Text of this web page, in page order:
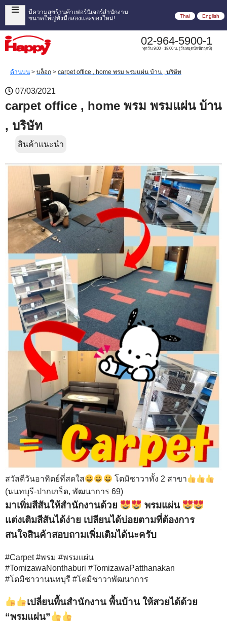
มีความสุขร้านค้าเฟอร์นิเจอร์สำนักงาน
ขนาดใหญ่ทั้งมือสองและของใหม่!
Thai English
02-964-5900-1
ทุกวัน 9:00 - 18:00 น. (วันหยุดนักขัตฤกษ์)
ด้านบน > บล็อก > carpet office , home พรม พรมแผ่น บ้าน , บริษัท
07/03/2021
carpet office , home พรม พรมแผ่น บ้าน
, บริษัท
สินค้าแนะนำ
สวัสดีวันอาทิตย์ที่สดใส
โตมิซาวาทั้ง 2 สาขา
(นนทบุรี-ปากเกร็ด, พัฒนาการ 69)
มาเพิ่มสีสันให้สำนักงานด้วย
พรมแผ่น
แต่งเติมสีสันได้ง่าย เปลียนได้บ่อยตามที่ต้องการ
สนใจสินค้าสอบถามเพิ่มเติมได้นะครับ
#Carpet #พรม #พรมแผ่น
#TomizawaNonthaburi #TomizawaPatthanakan
#โตมิซาวานนทบุรี #โตมิซาวาพัฒนาการ
เปลี่ยนพื้นสำนักงาน พื้นบ้าน ให้สวยได้ด้วย
“พรมแผ่น”